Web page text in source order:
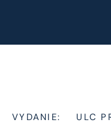
VYDANIE: ULC